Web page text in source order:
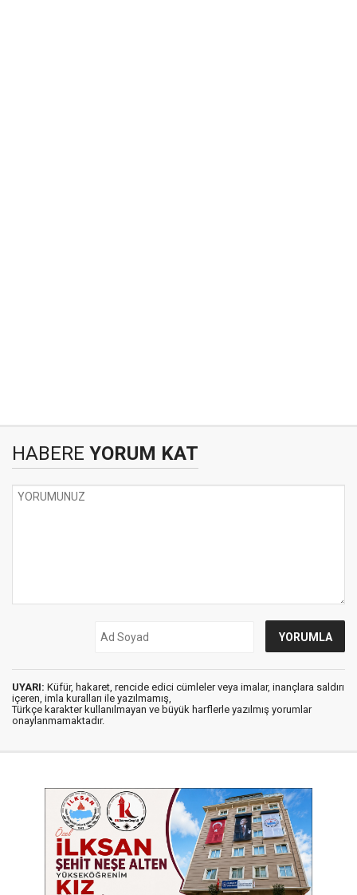
HABERE YORUM KAT
UYARI: Küfür, hakaret, rencide edici cümleler veya imalar, inançlara saldırı
içeren, imla kuralları ile yazılmamış,
Türkçe karakter kullanılmayan ve büyük harflerle yazılmış yorumlar
onaylanmamaktadır.